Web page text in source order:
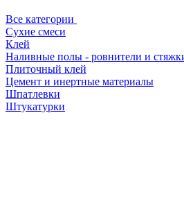
Все категории
Сухие смеси
Клей
Наливные полы - ровнители и
Плиточный клей
Цемент и инертные материалы
Шпатлевки
Штукатурки